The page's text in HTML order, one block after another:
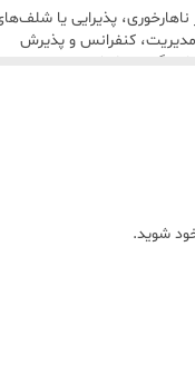
ناهارخوری، پذیرایی یا
کنفرانس و پذیرش
گرم و دلنشین
شوید.